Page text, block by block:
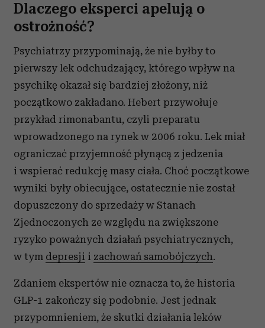
Dlaczego eksperci apelują o
ostrożność?
Psychiatrzy przypominają, że nie byłby to
pierwszy lek odchudzający, którego wpływ na
psychikę okazał się bardziej złożony, niż
początkowo zakładano. Hebert przywołuje
przykład rimonabantu, czyli preparatu
wprowadzonego na rynek w 2006 roku. Lek miał
ograniczać przyjemność płynącą z jedzenia
i wspierać redukcję masy ciała. Choć początkowe
wyniki były obiecujące, ostatecznie nie został
dopuszczony do sprzedaży w Stanach
Zjednoczonych ze względu na zwiększone
ryzyko poważnych działań psychiatrycznych,
w tym depresji i zachowań samobójczych.
Zdaniem ekspertów nie oznacza to, że historia
GLP-1 zakończy się podobnie. Jest jednak
przypomnieniem, że skutki działania leków